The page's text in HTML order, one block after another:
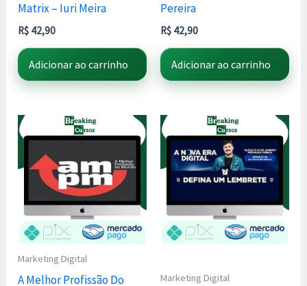
Matrix – Iuri Meira
R$ 42,90
Adicionar ao carrinho
Pereira
R$ 42,90
Adicionar ao carrinho
Marketing Digital
A Melhor Profissão Do
Marketing Digital